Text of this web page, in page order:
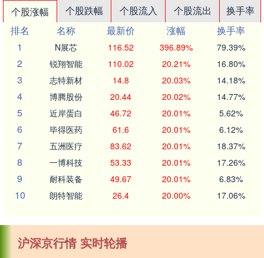
个股涨幅 个股跌幅 个股流入 个股流出
换手率
排名
名称 最新价 涨幅
换手率
1
N展芯 116.52 396.89% 79.39%
2 锐翔智能 110.02 20.21% 16.80%
3 志特新材 14.8 20.03% 14.18%
4 博腾股份 20.44 20.02% 14.77%
5 近岸蛋白 46.72 20.01% 5.62%
6 毕得医药 61.6 20.01% 6.12%
7 五洲医疗 83.62 20.01% 18.37%
8 一博科技 53.33 20.01% 17.26%
9 耐科装备 49.67 20.01% 6.83%
10 朗特智能 26.4 20.00% 17.06%
沪深京行情 实时轮播